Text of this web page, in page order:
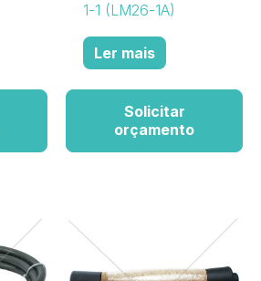
1-1 (LM26-1A)
Ler mais
Solicitar
orçamento